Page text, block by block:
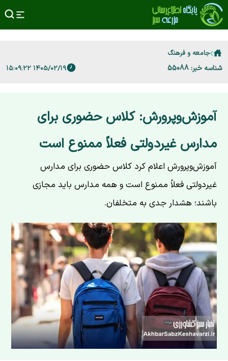
جامعه و فرهنگ
شناسه خبر: 55088 ۱۴۰۵/۰۲/۱۹ ۱۵:۰۹:۲۲
آموزش‌وپرورش: کلاس حضوری برای
مدارس غیردولتی فعلاً ممنوع است
آموزش‌وپرورش اعلام کرد کلاس حضوری برای مدارس
غیردولتی فعلاً ممنوع است و همه مدارس باید مجازی
باشند؛ هشدار جدی به متخلفان.